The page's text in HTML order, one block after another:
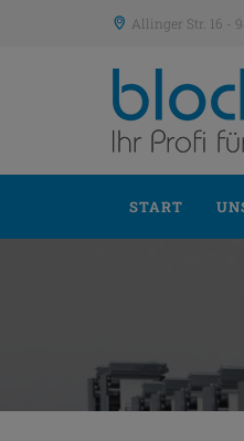
Allinger Str. 16 -
START